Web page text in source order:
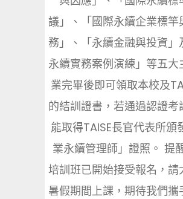
議」、「國際永續企業標竿
務」、「永續金融與投資」
永續實務案例演練」等五大
業完畢後即可領取本校及
的結訓證書，若通過認證考
能取得TAISE長官代表所頒
業永續管理師」證照。 提
培訓班已開始接受報名，請
暑假期間上課，期待我們攜